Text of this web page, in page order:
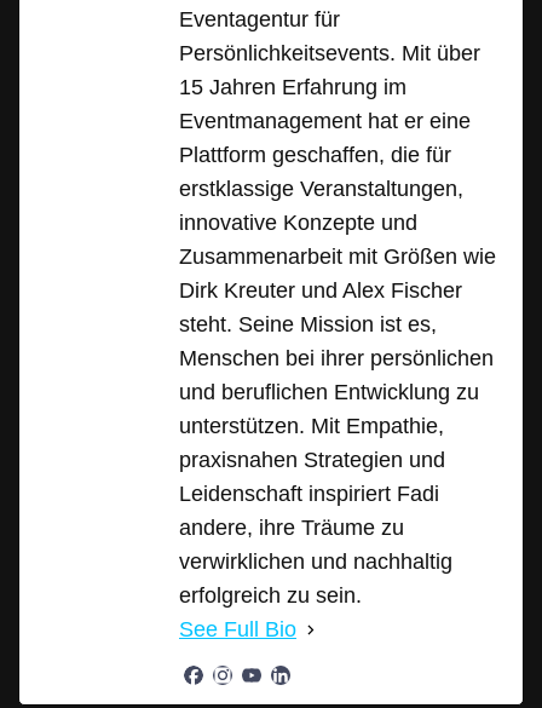
Eventagentur für
Persönlichkeitsevents. Mit über
15 Jahren Erfahrung im
Eventmanagement hat er eine
Plattform geschaffen, die für
erstklassige Veranstaltungen,
innovative Konzepte und
Zusammenarbeit mit Größen wie
Dirk Kreuter und Alex Fischer
steht. Seine Mission ist es,
Menschen bei ihrer persönlichen
und beruflichen Entwicklung zu
unterstützen. Mit Empathie,
praxisnahen Strategien und
Leidenschaft inspiriert Fadi
andere, ihre Träume zu
verwirklichen und nachhaltig
erfolgreich zu sein.
See Full Bio